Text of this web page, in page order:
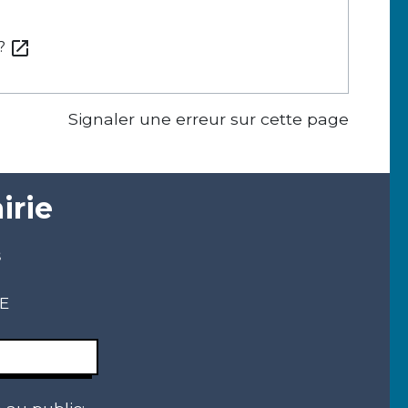
open_in_new
Signaler une erreur sur cette page